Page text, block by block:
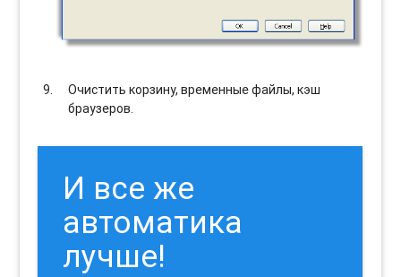
Очистить корзину, временные файлы, кэш
браузеров.
И все же
автоматика
лучше!